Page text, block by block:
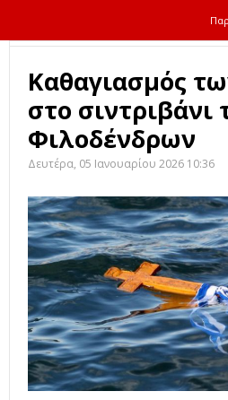
Καθαγιασμός
στο
Φιλοδένδρων
Δευτέρα, 05 Ιανουαρίου 2026 10:36